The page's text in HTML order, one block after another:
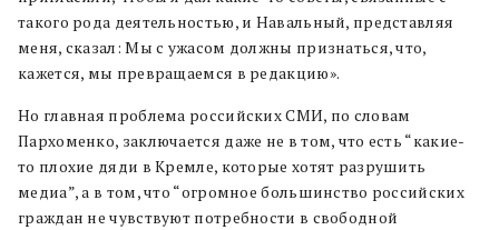
такого рода деятельностью, и Навальный, представляя
меня, сказал: Мы с ужасом должны признаться, что,
кажется, мы превращаемся в редакцию».
Но главная проблема российских СМИ, по словам
Пархоменко, заключается даже не в том, что есть “какие-
то плохие дяди в Кремле, которые хотят разрушить
медиа”, а в том, что “огромное большинство российских
граждан не чувствуют потребности в свободной